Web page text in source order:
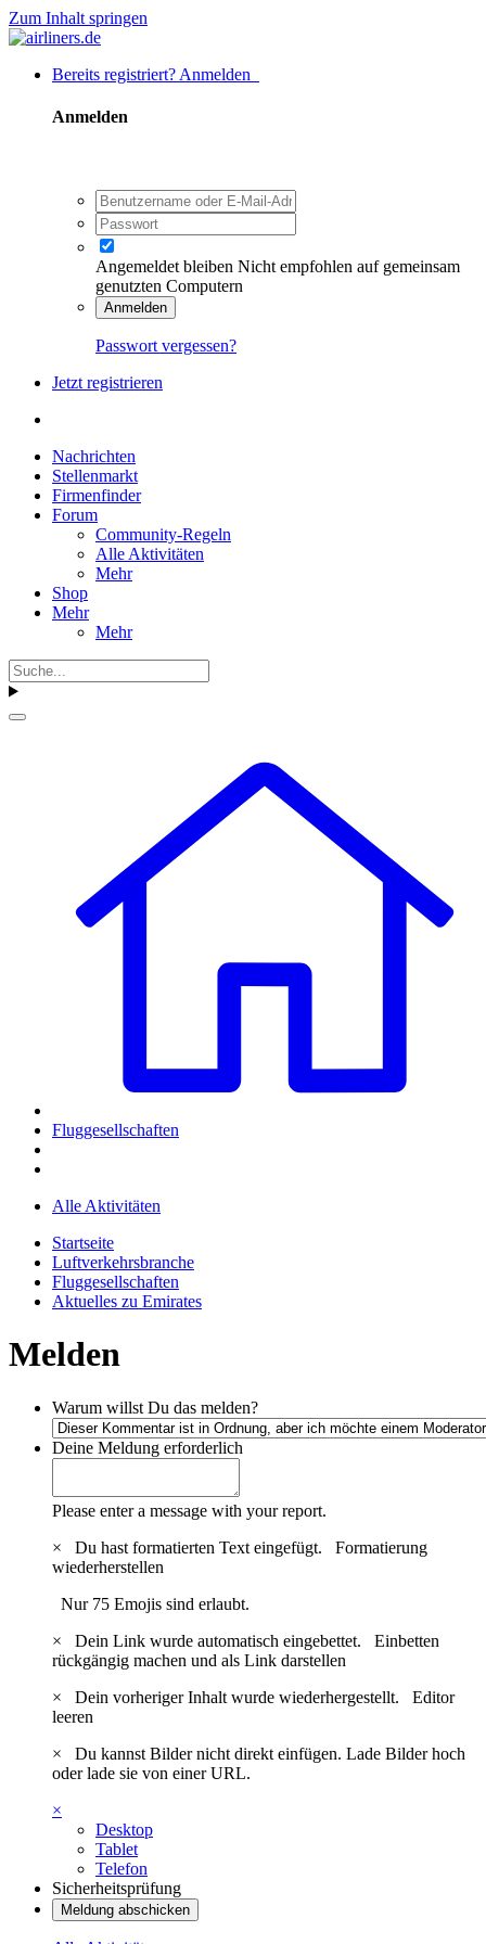
Zum Inhalt springen
Bereits registriert? Anmelden
Anmelden
Angemeldet bleiben Nicht empfohlen auf gemeinsam
genutzten Computern
Anmelden
Passwort vergessen?
Jetzt registrieren
Nachrichten
Stellenmarkt
Firmenfinder
Forum
Community-Regeln
Alle Aktivitäten
Mehr
Shop
Mehr
Mehr
Fluggesellschaften
Alle Aktivitäten
Startseite
Luftverkehrsbranche
Fluggesellschaften
Aktuelles zu Emirates
Melden
Warum willst Du das melden?
Deine Meldung erforderlich
Please enter a message with your report.
×
Du hast formatierten Text eingefügt. Formatierung
wiederherstellen
Nur 75 Emojis sind erlaubt.
×
Dein Link wurde automatisch eingebettet. Einbetten
rückgängig machen und als Link darstellen
×
Dein vorheriger Inhalt wurde wiederhergestellt. Editor
leeren
×
Du kannst Bilder nicht direkt einfügen. Lade Bilder hoch
oder lade sie von einer URL.
×
Desktop
Tablet
Telefon
Sicherheitsprüfung
Meldung abschicken